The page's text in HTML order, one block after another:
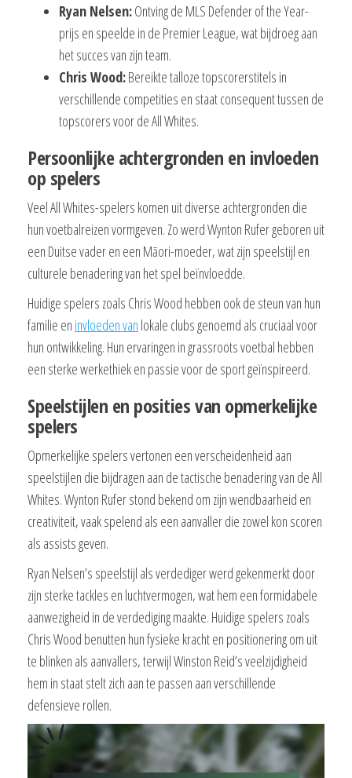
Ryan Nelsen:Ontving de MLS Defender of the Year-
prijs en speelde in de Premier League, wat bijdroeg aan
het succes van zijn team.
Chris Wood:Bereikte talloze topscorerstitels in
verschillende competities en staat consequent tussen de
topscorers voor de All Whites.
Persoonlijke achtergronden en invloeden
op spelers
Veel All Whites-spelers komen uit diverse achtergronden die
hun voetbalreizen vormgeven. Zo werd Wynton Rufer geboren uit
een Duitse vader en een Māori-moeder, wat zijn speelstijl en
culturele benadering van het spel beïnvloedde.
Huidige spelers zoals Chris Wood hebben ook de steun van hun
familie en invloeden van lokale clubs genoemd als cruciaal voor
hun ontwikkeling. Hun ervaringen in grassroots voetbal hebben
een sterke werkethiek en passie voor de sport geïnspireerd.
Speelstijlen en posities van opmerkelijke
spelers
Opmerkelijke spelers vertonen een verscheidenheid aan
speelstijlen die bijdragen aan de tactische benadering van de All
Whites. Wynton Rufer stond bekend om zijn wendbaarheid en
creativiteit, vaak spelend als een aanvaller die zowel kon scoren
als assists geven.
Ryan Nelsen’s speelstijl als verdediger werd gekenmerkt door
zijn sterke tackles en luchtvermogen, wat hem een formidabele
aanwezigheid in de verdediging maakte. Huidige spelers zoals
Chris Wood benutten hun fysieke kracht en positionering om uit
te blinken als aanvallers, terwijl Winston Reid’s veelzijdigheid
hem in staat stelt zich aan te passen aan verschillende
defensieve rollen.